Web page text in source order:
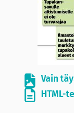
Vain
HTML-